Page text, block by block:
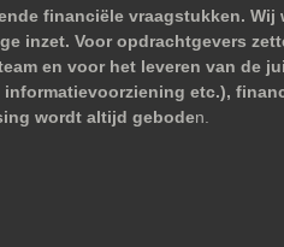
financiële vraagstukken. Wij
inzet. Voor opdrachtgevers
en voor het leveren van de
etc.),
wordt altijd geboden.